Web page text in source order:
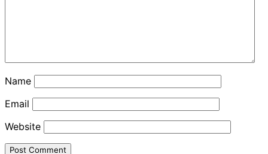
Name
Email
Website